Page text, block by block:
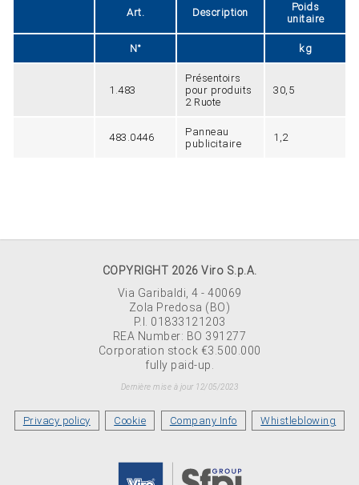
Art. Description
Poids
unitaire
N° kg
1.483
Présentoirs
pour produits
2 Ruote
30,5
483.0446
Panneau
publicitaire
1,2
COPYRIGHT 2026 Viro S.p.A.
Via Garibaldi, 4 - 40069
Zola Predosa (BO)
P.I. 01833121203
REA Number: BO 391277
Corporation stock €3.500.000
fully paid-up.
Dernière mise à jour 12/05/2023
Privacy policy Cookie Company Info Whistleblowing